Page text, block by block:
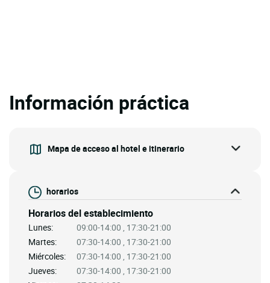
Información práctica
Mapa de acceso al hotel e itinerario
horarios
Horarios del establecimiento
Lunes:
09:00-14:00 , 17:30-21:00
Martes:
07:30-14:00 , 17:30-21:00
Miércoles:
07:30-14:00 , 17:30-21:00
Jueves:
07:30-14:00 , 17:30-21:00